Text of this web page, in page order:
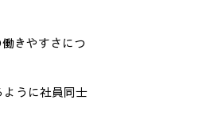
863-5236
きやすさにつ
うに社員同士